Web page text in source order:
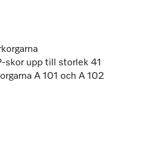
skor upp till storlek 41
A 101 och A 102